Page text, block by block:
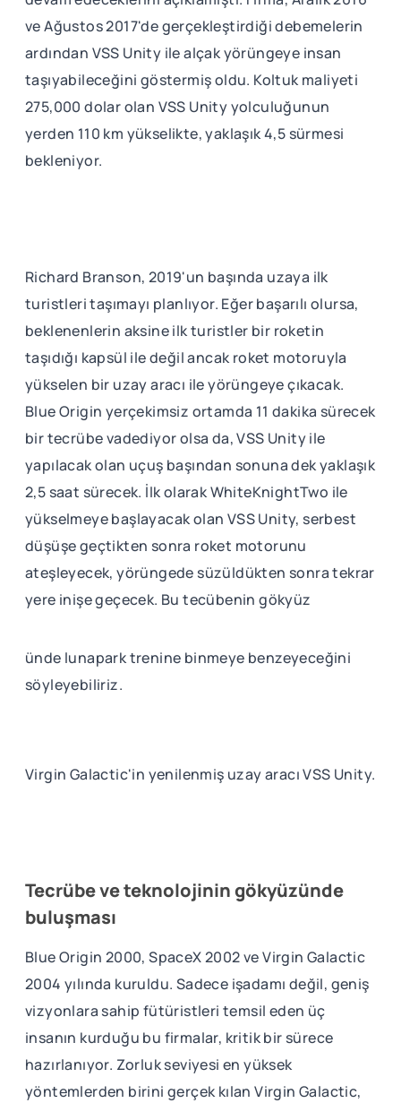
ve Ağustos 2017'de gerçekleştirdiği debemelerin
ardından VSS Unity ile alçak yörüngeye insan
taşıyabileceğini göstermiş oldu. Koltuk maliyeti
275,000 dolar olan VSS Unity yolculuğunun
yerden 110 km yükselikte, yaklaşık 4,5 sürmesi
bekleniyor.
Richard Branson, 2019'un başında uzaya ilk
turistleri taşımayı planlıyor. Eğer başarılı olursa,
beklenenlerin aksine ilk turistler bir roketin
taşıdığı kapsül ile değil ancak roket motoruyla
yükselen bir uzay aracı ile yörüngeye çıkacak.
Blue Origin yerçekimsiz ortamda 11 dakika sürecek
bir tecrübe vadediyor olsa da, VSS Unity ile
yapılacak olan uçuş başından sonuna dek yaklaşık
2,5 saat sürecek. İlk olarak WhiteKnightTwo ile
yükselmeye başlayacak olan VSS Unity, serbest
düşüşe geçtikten sonra roket motorunu
ateşleyecek, yörüngede süzüldükten sonra tekrar
yere inişe geçecek. Bu tecübenin gökyüz
ünde lunapark trenine binmeye benzeyeceğini
söyleyebiliriz.
Virgin Galactic'in yenilenmiş uzay aracı VSS Unity.
Tecrübe ve teknolojinin gökyüzünde
buluşması
Blue Origin 2000, SpaceX 2002 ve Virgin Galactic
2004 yılında kuruldu. Sadece işadamı değil, geniş
vizyonlara sahip fütüristleri temsil eden üç
insanın kurduğu bu firmalar, kritik bir sürece
hazırlanıyor. Zorluk seviyesi en yüksek
yöntemlerden birini gerçek kılan Virgin Galactic,